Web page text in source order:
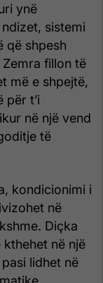
ynë
sistemi
që shpesh
Zemra fillon të
më e shpejtë,
për t’i
në një vend
të
kondicionimi i
në
Diçka
në një
lidhet në